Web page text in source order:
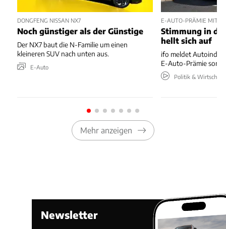
DONGFENG NISSAN NX7
Noch günstiger als der Günstige
Der NX7 baut die N-Familie um einen
kleineren SUV nach unten aus.
E-Auto
E-AUTO-PRÄMIE MIT
Stimmung in
hellt sich auf
ifo meldet
E-Auto-Prämie
Politik & Wirtschaft
Mehr anzeigen
Newsletter